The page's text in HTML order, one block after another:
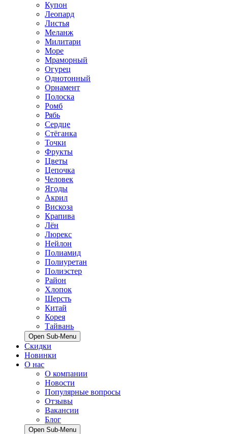
Купон
Леопард
Листья
Меланж
Милитари
Море
Мраморный
Огурец
Однотонный
Орнамент
Полоска
Ромб
Рябь
Сердце
Стёганка
Точки
Фрукты
Цветы
Цепочка
Человек
Ягоды
Акрил
Вискоза
Крапива
Лён
Люрекс
Нейлон
Полиамид
Полиуретан
Полиэстер
Район
Хлопок
Шерсть
Китай
Корея
Тайвань
Open Sub-Menu
Скидки
Новинки
О нас
О компании
Новости
Популярные вопросы
Отзывы
Вакансии
Блог
Open Sub-Menu